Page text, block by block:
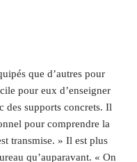
que d’autres pour
pour eux d’enseigner
des supports concrets. Il
pour comprendre la
transmise. » Il est plus
qu’auparavant. « On